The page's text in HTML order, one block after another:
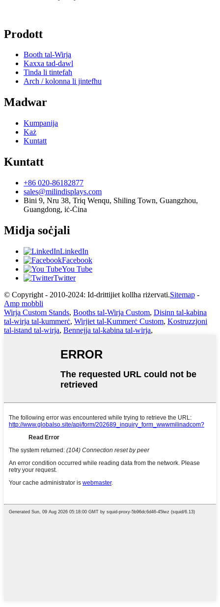
Prodott
Booth tal-Wirja
Kaxxa tad-dawl
Tinda li tintefaħ
Arch / kolonna li jintefħu
Madwar
Kumpanija
Każ
Kuntatt
Kuntatt
+86 020-86182877
sales@milindisplays.com
Bini 9, Nru 38, Triq Wenqu, Shiling Town, Guangzhou,
Guangdong, iċ-Ċina
Midja soċjali
LinkedIn
Facebook
You Tube
Twitter
© Copyright - 2010-2024: Id-drittijiet kollha riżervati.Sitemap -
Amp mobbli
Wirja Custom Stands, Booths tal-Wirja Custom, Disinn tal-kabina
tal-wirja tal-kummerċ, Wirjiet tal-Kummerċ Custom, Kostruzzjoni
tal-istand tal-wirja, Bennejja tal-kabina tal-wirja,